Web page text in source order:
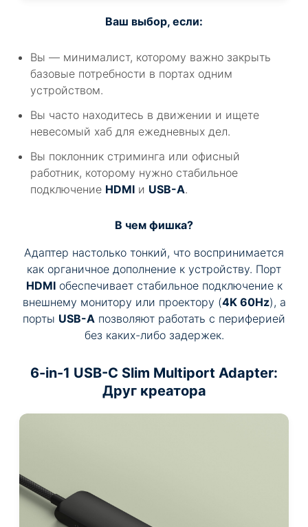
Ваш выбор, если:
Вы — минималист, которому важно закрыть
базовые потребности в портах одним
устройством.
Вы часто находитесь в движении и ищете
невесомый хаб для ежедневных дел.
Вы поклонник стриминга или офисный
работник, которому нужно стабильное
подключение HDMI и USB-A.
В чем фишка?
Адаптер настолько тонкий, что воспринимается
как органичное дополнение к устройству. Порт
HDMIобеспечивает стабильное подключение к
внешнему монитору или проектору (4K 60Hz), а
порты USB-A позволяют работать с периферией
без каких-либо задержек.
6-in-1 USB-C Slim Multiport Adapter:
Друг креатора